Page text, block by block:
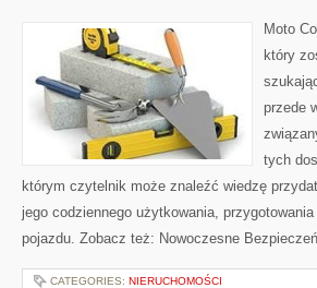
Moto
który
przede
tych
którym czytelnik może znaleźć wiedzę
jego codziennego użytkowania,
pojazdu. Zobacz też: Nowoczesne
CATEGORIES: NIERUCHOMOŚCI